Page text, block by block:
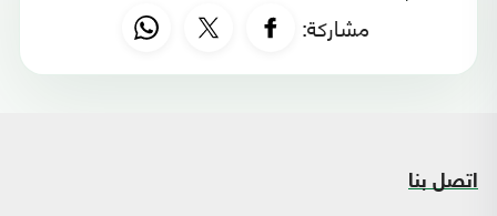
مشاركة:
اتصل بنا